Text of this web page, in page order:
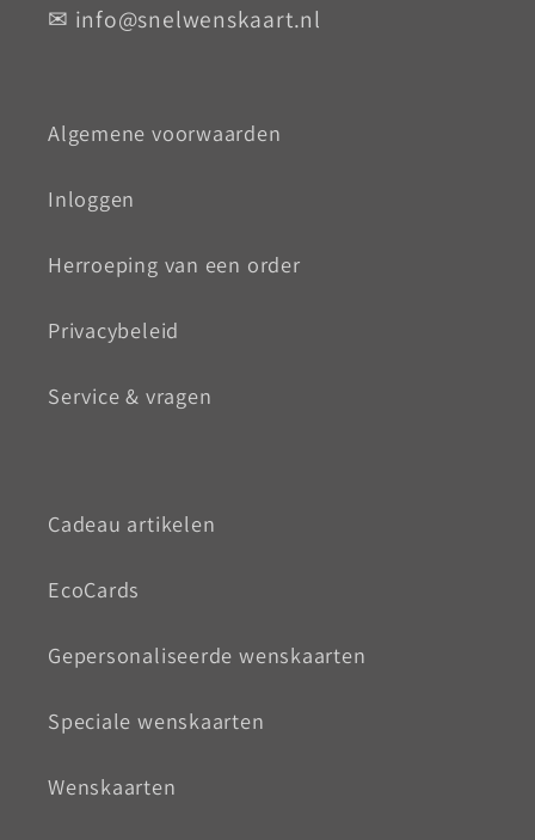
✉ info@snelwenskaart.nl
Algemene voorwaarden
Inloggen
Herroeping van een order
Privacybeleid
Service & vragen
Cadeau artikelen
EcoCards
Gepersonaliseerde wenskaarten
Speciale wenskaarten
Wenskaarten